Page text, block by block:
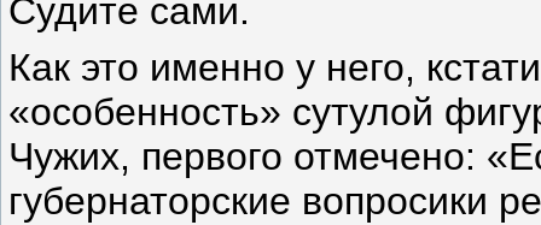
Судите сами.
Как это именно у него,
«особенность» сутулой
Чужих, первого отмечено:
губернаторские вопросики